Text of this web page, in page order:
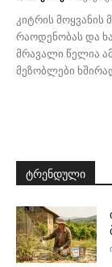
კიტრის მოყვანის
რაოდენობას და
მრავალი წელია
მეზობლები
ტრენდული